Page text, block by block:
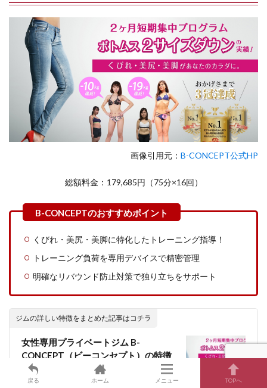
画像引用元： B-CONCEPT公式HP
総額料金：179,685円（75分×16回）
くびれ・美尻・美脚に特化したトレーニング指導！
トレーニング負荷を専用デバイスで精密管理
明確なリバウンド防止対策で独り立ちをサポート
ジムの詳しい特徴をまとめた記事はコチラ
女性専用プライベートジム B-
CONCEPT（ビーコンセプト）の特徴
戻る ホーム メニュー TOPへ